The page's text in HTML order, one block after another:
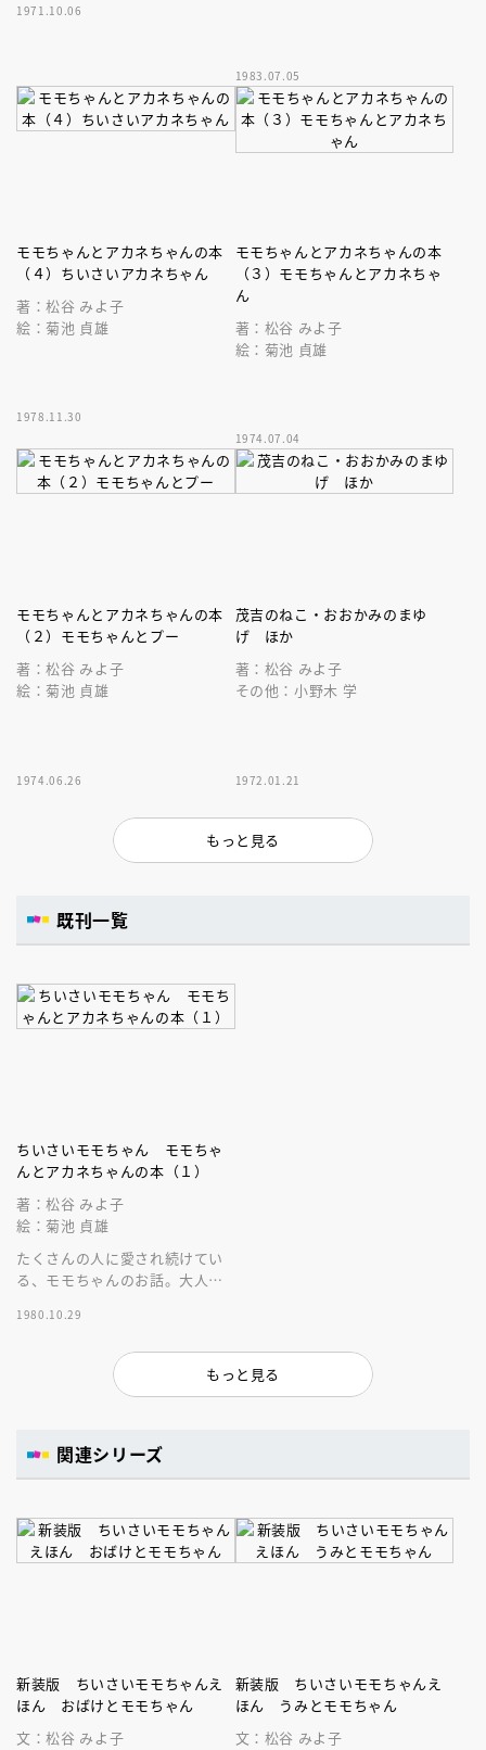
1971.10.06
1983.07.05
モモちゃんとアカネちゃんの本
（４）ちいさいアカネちゃん
著：松谷 みよ子
絵：菊池 貞雄
1978.11.30
モモちゃんとアカネちゃんの本
（３）モモちゃんとアカネちゃ
ん
著：松谷 みよ子
絵：菊池 貞雄
1974.07.04
モモちゃんとアカネちゃんの本
（２）モモちゃんとプー
著：松谷 みよ子
絵：菊池 貞雄
1974.06.26
茂吉のねこ・おおかみのまゆ
げ ほか
著：松谷 みよ子
その他：小野木 学
1972.01.21
もっと見る
既刊一覧
ちいさいモモちゃん モモちゃ
んとアカネちゃんの本（１）
著：松谷 みよ子
絵：菊池 貞雄
たくさんの人に愛され続けてい
る、モモちゃんのお話。大人に
切な物語。
1980.10.29
もっと見る
関連シリーズ
新装版 ちいさいモモちゃんえ
ほん おばけとモモちゃん
文：松谷 みよ子
新装版 ちいさいモモちゃんえ
ほん うみとモモちゃん
文：松谷 みよ子